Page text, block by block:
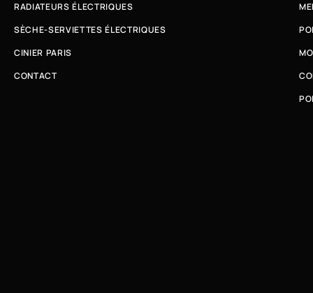
RADIATEURS ÉLECTRIQUES
SÈCHE-SERVIETTES ÉLECTRIQUES
CINIER PARIS
CONTACT